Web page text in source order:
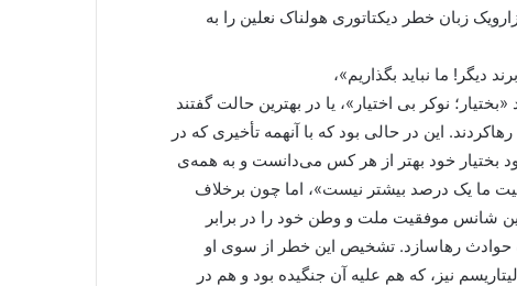
زبان خطر دیکتاتوری هولناک نعلین را به
دیگر! ما نباید بگذاریم»،
نوکر بی اختیار»، یا در بهترین حالت گفتند
این در حالی بود که با آنهمه تأخیری که در
بختیار خود بهتر از هر کس می‌دانست و به همه‌ی
ما یک درصد بیشتر نیست»، اما چون برخلاف
شانس موفقیت ملت و وطن خود را در برابر
حوادث رهاسازد. تشخیص این خطر از سوی او
نیز، که هم علیه آن جنگیده بود و هم در